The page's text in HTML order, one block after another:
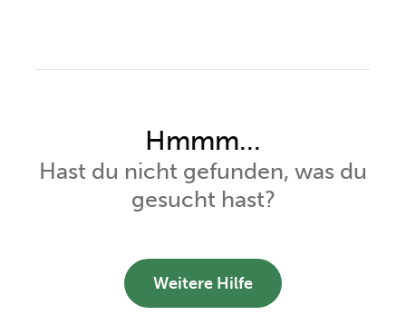
Hmmm...
Hast du nicht gefunden, was du
gesucht hast?
Weitere Hilfe